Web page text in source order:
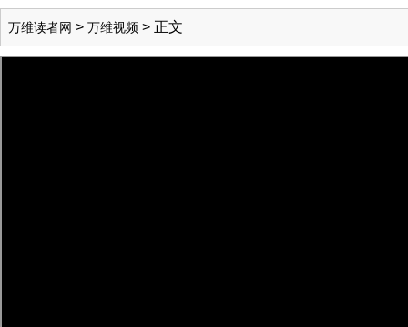
万维读者网 > 万维视频 > 正文